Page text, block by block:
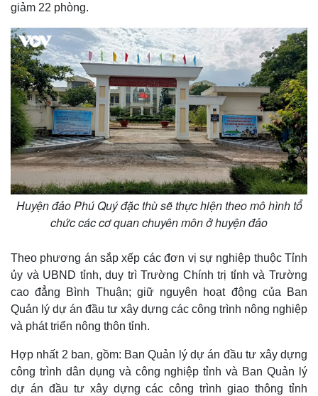
Pháp luật
Tin nóng
Tư vấn luật
Quân sự - Quốc phòng
Vũ khí
Việt Nam
Phân tích
giảm 22 phòng.
Huyện đảo Phú Quý đặc thù sẽ thực hiện theo mô hình tổ
chức các cơ quan chuyên môn ở huyện đảo
Theo phương án sắp xếp các đơn vị sự nghiệp thuộc Tỉnh
ủy và UBND tỉnh, duy trì Trường Chính trị tỉnh và Trường
cao đẳng Bình Thuận; giữ nguyên hoạt động của Ban
Quản lý dự án đầu tư xây dựng các công trình nông nghiệp
và phát triển nông thôn tỉnh.
Hợp nhất 2 ban, gồm: Ban Quản lý dự án đầu tư xây dựng
công trình dân dụng và công nghiệp tỉnh và Ban Quản lý
dự án đầu tư xây dựng các công trình giao thông tỉnh